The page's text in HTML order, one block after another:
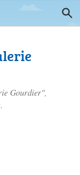
Gourdier",